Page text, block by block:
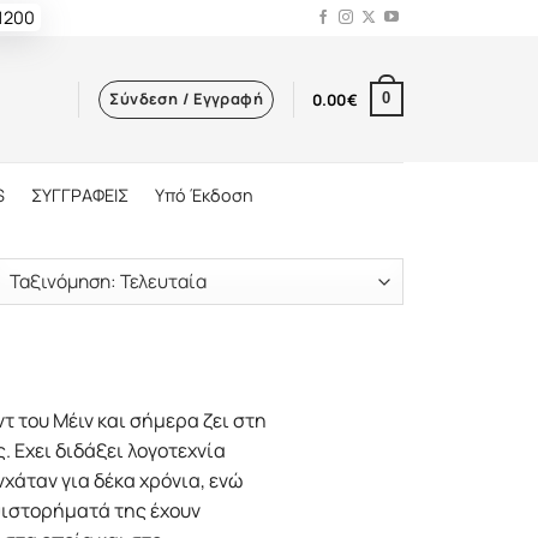
Σύνδεση / Εγγραφή 0.00€ 0
ΣΥΓΓΡΑΦΕΙΣ Υπό Έκδοση
του Μέιν και σήμερα ζει στη
διδάξει λογοτεχνία
για δέκα χρόνια, ενώ
της έχουν